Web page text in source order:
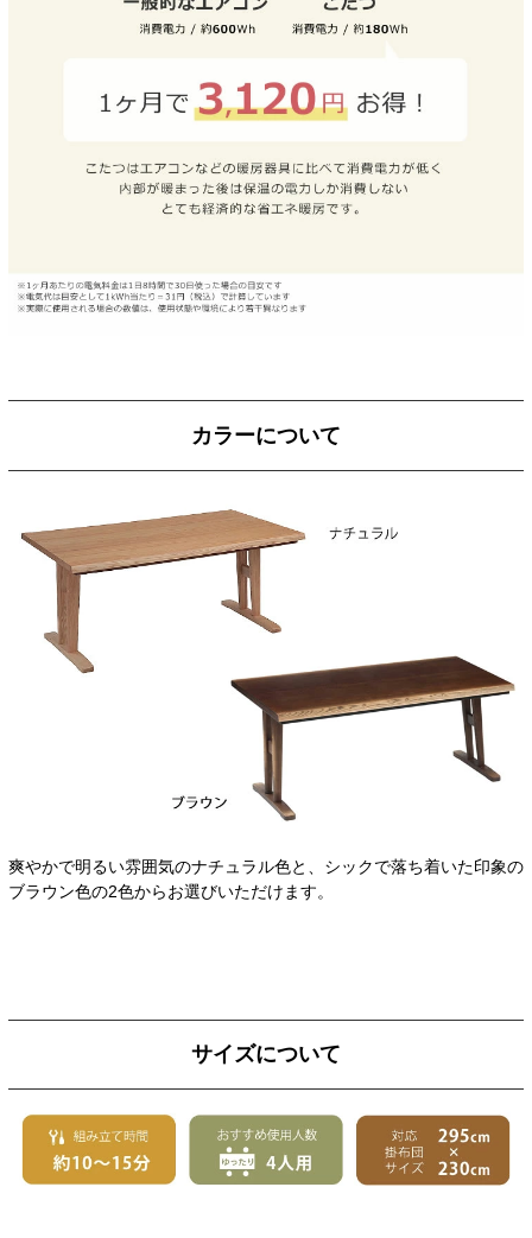
カラーについて
爽やかで明るい雰囲気のナチュラル色と、シックで落ち着いた印象の
ブラウン色の2色からお選びいただけます。
サイズについて